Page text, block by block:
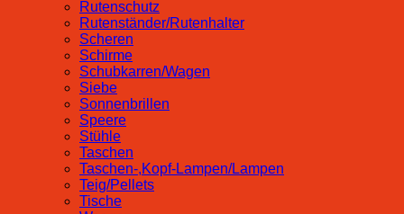
Rutenschutz
Rutenständer/Rutenhalter
Scheren
Schirme
Schubkarren/Wagen
Siebe
Sonnenbrillen
Speere
Stühle
Taschen
Taschen-,Kopf-Lampen/Lampen
Teig/Pellets
Tische